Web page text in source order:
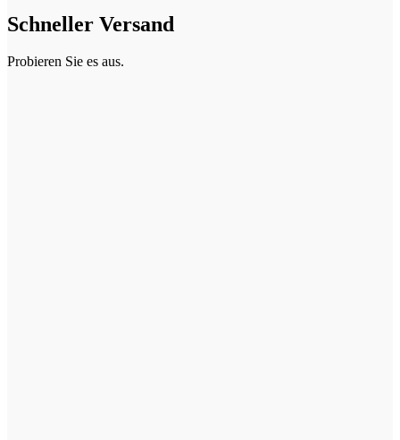
Schneller Versand
Probieren Sie es aus.